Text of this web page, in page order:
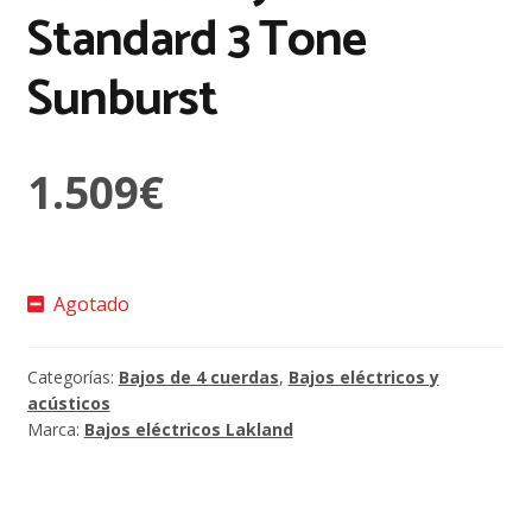
Standard 3 Tone
Sunburst
1.509€
Agotado
Categorías: Bajos de 4 cuerdas, Bajos eléctricos y
acústicos
Marca: Bajos eléctricos Lakland